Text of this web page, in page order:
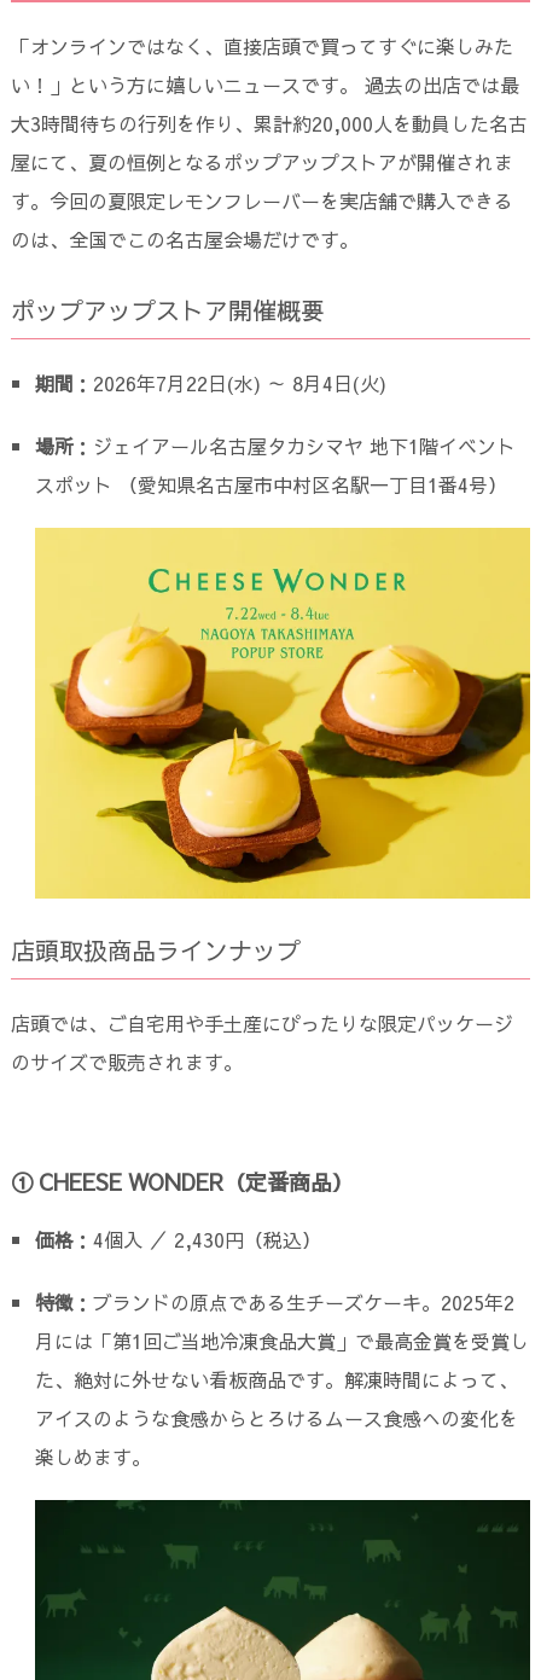
「オンラインではなく、直接店頭で買ってすぐに楽しみた
い！」という方に嬉しいニュースです。 過去の出店では最
大3時間待ちの行列を作り、累計約20,000人を動員した名古
屋にて、夏の恒例となるポップアップストアが開催されま
す。今回の夏限定レモンフレーバーを実店舗で購入できる
のは、全国でこの名古屋会場だけです。
ポップアップストア開催概要
期間 ：2026年7月22日(水) ～ 8月4日(火)
場所：ジェイアール名古屋タカシマヤ 地下1階イベント
スポット （愛知県名古屋市中村区名駅一丁目1番4号）
店頭取扱商品ラインナップ
店頭では、ご自宅用や手土産にぴったりな限定パッケージ
のサイズで販売されます。
① CHEESE WONDER（定番商品）
価格：4個入 ／ 2,430円（税込）
特徴：ブランドの原点である生チーズケーキ。2025年2
月には「第1回ご当地冷凍食品大賞」で最高金賞を受賞し
た、絶対に外せない看板商品です。解凍時間によって、
アイスのような食感からとろけるムース食感への変化を
楽しめます。